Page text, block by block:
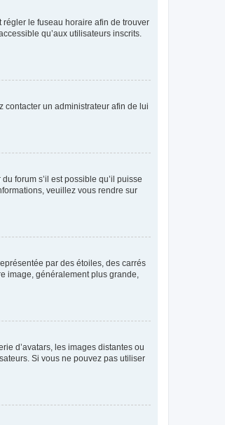
régler le fuseau horaire afin de trouver
qu’aux utilisateurs inscrits.
contacter un administrateur afin de lui
forum s’il est possible qu’il puisse
veuillez vous rendre sur
par des étoiles, des carrés
image, généralement plus grande,
d’avatars, les images distantes ou
Si vous ne pouvez pas utiliser